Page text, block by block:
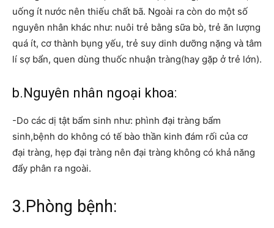
uống ít nước nên thiếu chất bã. Ngoài ra còn do một số
nguyên nhân khác như: nuôi trẻ bằng sữa bò, trẻ ăn lượng
quá ít, cơ thành bụng yếu, trẻ suy dinh dưỡng nặng và tâm
lí sợ bẩn, quen dùng thuốc nhuận tràng(hay gặp ở trẻ lớn).
b.Nguyên nhân ngoại khoa:
-Do các dị tật bẩm sinh như: phình đại tràng bẩm
sinh,bệnh do không có tế bào thần kinh đám rối của cơ
đại tràng, hẹp đại tràng nên đại tràng không có khả năng
đẩy phân ra ngoài.
3.Phòng bệnh: